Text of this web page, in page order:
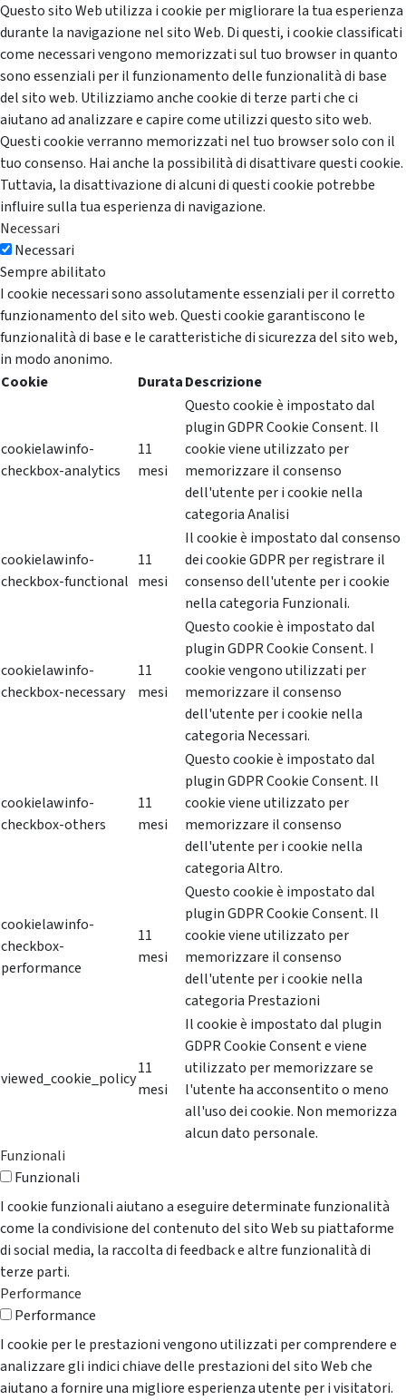
Questo sito Web utilizza i cookie per migliorare la tua esperienza
durante la navigazione nel sito Web. Di questi, i cookie classificati
come necessari vengono memorizzati sul tuo browser in quanto
sono essenziali per il funzionamento delle funzionalità di base
del sito web. Utilizziamo anche cookie di terze parti che ci
aiutano ad analizzare e capire come utilizzi questo sito web.
Questi cookie verranno memorizzati nel tuo browser solo con il
tuo consenso. Hai anche la possibilità di disattivare questi cookie.
Tuttavia, la disattivazione di alcuni di questi cookie potrebbe
influire sulla tua esperienza di navigazione.
Necessari
Necessari
Sempre abilitato
I cookie necessari sono assolutamente essenziali per il corretto
funzionamento del sito web. Questi cookie garantiscono le
funzionalità di base e le caratteristiche di sicurezza del sito web,
in modo anonimo.
Cookie
DurataDescrizione
cookielawinfo-
checkbox-analytics
11
mesi
Questo cookie è impostato dal
plugin GDPR Cookie Consent. Il
cookie viene utilizzato per
memorizzare il consenso
dell'utente per i cookie nella
categoria Analisi
cookielawinfo-
checkbox-functional
11
mesi
Il cookie è impostato dal consenso
dei cookie GDPR per registrare il
consenso dell'utente per i cookie
nella categoria Funzionali.
cookielawinfo-
checkbox-necessary
11
mesi
Questo cookie è impostato dal
plugin GDPR Cookie Consent. I
cookie vengono utilizzati per
memorizzare il consenso
dell'utente per i cookie nella
categoria Necessari.
cookielawinfo-
checkbox-others
11
mesi
Questo cookie è impostato dal
plugin GDPR Cookie Consent. Il
cookie viene utilizzato per
memorizzare il consenso
dell'utente per i cookie nella
categoria Altro.
cookielawinfo-
checkbox-
performance
11
mesi
Questo cookie è impostato dal
plugin GDPR Cookie Consent. Il
cookie viene utilizzato per
memorizzare il consenso
dell'utente per i cookie nella
categoria Prestazioni
viewed_cookie_policy
11
mesi
Il cookie è impostato dal plugin
GDPR Cookie Consent e viene
utilizzato per memorizzare se
l'utente ha acconsentito o meno
all'uso dei cookie. Non memorizza
alcun dato personale.
Funzionali
Funzionali
I cookie funzionali aiutano a eseguire determinate funzionalità
come la condivisione del contenuto del sito Web su piattaforme
di social media, la raccolta di feedback e altre funzionalità di
terze parti.
Performance
Performance
I cookie per le prestazioni vengono utilizzati per comprendere e
analizzare gli indici chiave delle prestazioni del sito Web che
aiutano a fornire una migliore esperienza utente per i visitatori.